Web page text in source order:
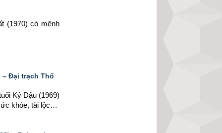
(1970) có mệnh
Đại trạch Thổ
Kỷ Dậu (1969)
khỏe, tài lộc…